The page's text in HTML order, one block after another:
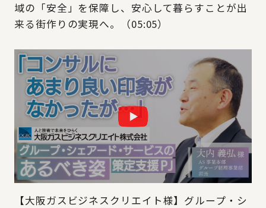
域の「安全」を保障し、安心して暮らすことが出
来る街作りの実現へ。（05:05）
【大阪ガスビジネスクリエイト様】グループ・シ